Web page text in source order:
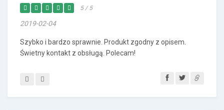
5 / 5
2019-02-04
Szybko i bardzo sprawnie. Produkt zgodny z opisem.
Świetny kontakt z obsługą. Polecam!